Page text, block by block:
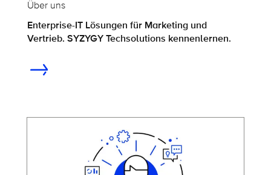
Über uns
Enterprise-IT Lösungen für Marketing und
Vertrieb. SYZYGY Techsolutions kennenlernen.